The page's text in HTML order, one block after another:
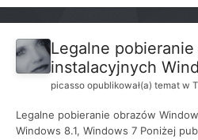
Legalne
instalacyjnych
picasso opublikował(a) temat w
Legalne pobieranie obrazów
Windows 8.1, Windows 7 Poniżej